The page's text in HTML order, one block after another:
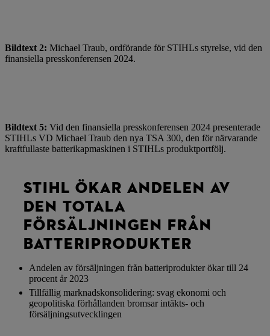
Bildtext 2: Michael Traub, ordförande för STIHLs styrelse, vid den
finansiella presskonferensen 2024.
Bildtext 5: Vid den finansiella presskonferensen 2024 presenterade
STIHLs VD Michael Traub den nya TSA 300, den för närvarande
kraftfullaste batterikapmaskinen i STIHLs produktportfölj.
STIHL ÖKAR ANDELEN AV
DEN TOTALA
FÖRSÄLJNINGEN FRÅN
BATTERIPRODUKTER
Andelen av försäljningen från batteriprodukter ökar till 24
procent år 2023
Tillfällig marknadskonsolidering: svag ekonomi och
geopolitiska förhållanden bromsar intäkts- och
försäljningsutvecklingen